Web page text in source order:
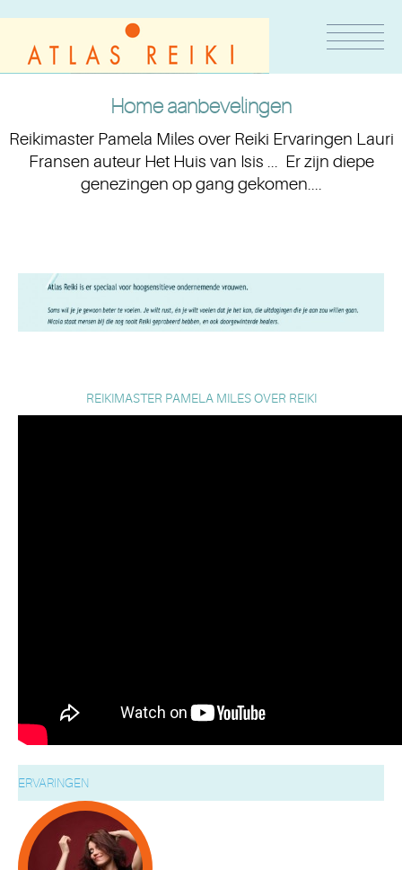
Home aanbevelingen
Reikimaster Pamela Miles over Reiki Ervaringen Lauri
Fransen auteur Het Huis van Isis ... Er zijn diepe
genezingen op gang gekomen....
REIKIMASTER PAMELA MILES OVER REIKI
ERVARINGEN